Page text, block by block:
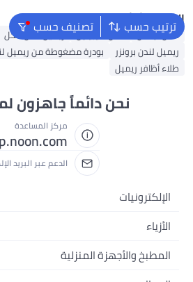
ترتيب حسب تصنيف حسب البحث الشائع
كحل نيكس كحل مايبيلين ريميل لندن كحل
ريميل لندن برونزر
بودرة مضغوطة من ريميل
طلاء أظافر ريميل
نحن دائماً جاهزون
مركز المساعدة
الدعم عبر البريد
الإلكترونيات
الجوالات
اللابتوبات
الأزياء
أزياء نسائية
المطبخ والأجهزة المنزلية